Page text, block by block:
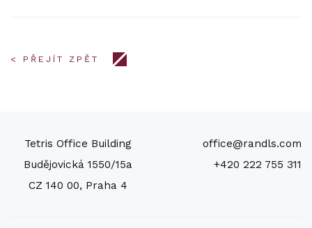
< PŘEJÍT ZPĚT
Tetris Office Building
Budějovická 1550/15a
CZ 140 00, Praha 4
office@randls.com
+420 222 755 311